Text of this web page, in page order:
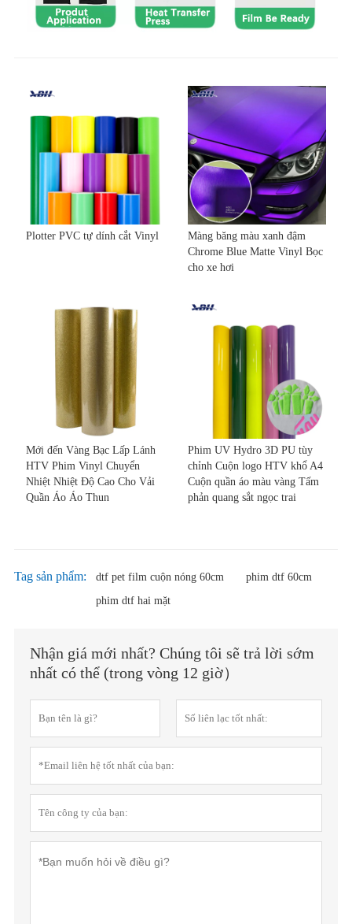
Plotter PVC tự dính cắt Vinyl
Màng băng màu xanh đậm
Chrome Blue Matte Vinyl Bọc
cho xe hơi
Mới đến Vàng Bạc Lấp Lánh
HTV Phim Vinyl Chuyển
Nhiệt Nhiệt Độ Cao Cho Vải
Quần Áo Áo Thun
Phim UV Hydro 3D PU tùy
chỉnh Cuộn logo HTV khổ A4
Cuộn quần áo màu vàng Tấm
phản quang sắt ngọc trai
Tag sản phẩm: dtf pet film cuộn nóng 60cm
phim dtf 60cm
phim dtf hai mặt
Nhận giá mới nhất? Chúng tôi sẽ trả lời sớm
nhất có thể (trong vòng 12 giờ）